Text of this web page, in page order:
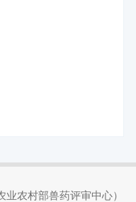
农村部兽药评审中心）